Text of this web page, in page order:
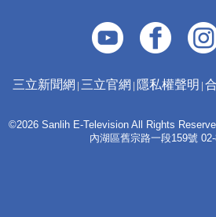
三立新聞網 三立官網 隱私權聲明
©2026 Sanlih E-Television All Rights
內湖區舊宗路一段159號